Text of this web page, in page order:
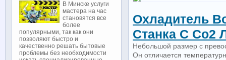
Охладитель
Станка С Co2
Небольшой размер с
Он отличается
В Минске услуги
мастера на час
становятся все
более
популярными, так как они
позволяют быстро и
качественно решать бытовые
проблемы без необходимости